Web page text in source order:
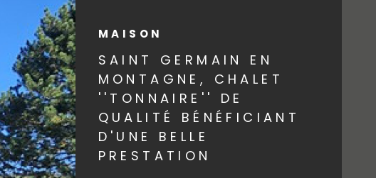
MAISON
SAINT GERMAIN EN
MONTAGNE, CHALET
''TONNAIRE'' DE
QUALITÉ BÉNÉFICIANT
D'UNE BELLE
PRESTATION